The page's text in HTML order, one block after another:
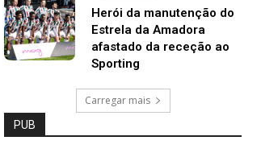
Herói da manutenção do
Estrela da Amadora
afastado da receção ao
Sporting
Carregar mais
PUB